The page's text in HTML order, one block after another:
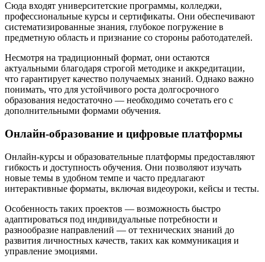
Сюда входят университетские программы, колледжи,
профессиональные курсы и сертификаты. Они обеспечивают
систематизированные знания, глубокое погружение в
предметную область и признание со стороны работодателей.
Несмотря на традиционный формат, они остаются
актуальными благодаря строгой методике и аккредитации,
что гарантирует качество получаемых знаний. Однако важно
понимать, что для устойчивого роста долгосрочного
образования недостаточно — необходимо сочетать его с
дополнительными формами обучения.
Онлайн-образование и цифровые платформы
Онлайн-курсы и образовательные платформы предоставляют
гибкость и доступность обучения. Они позволяют изучать
новые темы в удобном темпе и часто предлагают
интерактивные форматы, включая видеоуроки, кейсы и тесты.
Особенность таких проектов — возможность быстро
адаптироваться под индивидуальные потребности и
разнообразие направлений — от технических знаний до
развития личностных качеств, таких как коммуникация и
управление эмоциями.